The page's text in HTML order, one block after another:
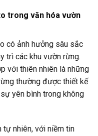
trong văn hóa vườn
có ảnh hưởng sâu sắc
trì các khu vườn rừng.
với thiên nhiên là những
thường được thiết kế
yên bình trong không
nhiên, với niềm tin